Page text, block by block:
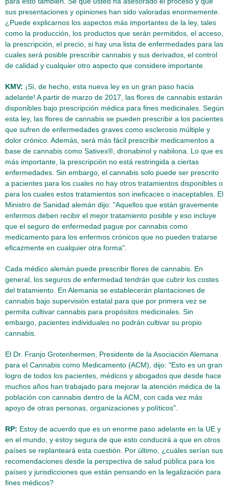
sus presentaciones y opiniones han sido valoradas enormemente.
¿Puede explicarnos los aspectos más importantes de la ley, tales
como la producción, los productos que serán permitidos, el acceso,
la prescripción, el precio, si hay una lista de enfermedades para las
cuales será posible prescribir cannabis y sus derivados, el control
de calidad y cualquier otro aspecto que considere importante.
KMV: ¡Sí, de hecho, esta nueva ley es un gran paso hacia
adelante! A partir de marzo de 2017, las flores de cannabis estarán
disponibles bajo prescripción médica para fines medicinales. Según
esta ley, las flores de cannabis se pueden prescribir a los pacientes
que sufren de enfermedades graves como esclerosis múltiple y
dolor crónico. Además, será más fácil prescribir medicamentos a
base de cannabis como Sativex®, dronabinol y nabilona. Lo que es
más importante, la prescripción no está restringida a ciertas
enfermedades. Sin embargo, el cannabis solo puede ser prescrito
a pacientes para los cuales no hay otros tratamientos disponibles o
para los cuales estos tratamientos son ineficaces o inaceptables. El
Ministro de Sanidad alemán dijo: "Aquellos que están gravemente
enfermos deben recibir el mejor tratamiento posible y eso incluye
que el seguro de enfermedad pague por cannabis como
medicamento para los enfermos crónicos que no pueden tratarse
eficazmente en cualquier otra forma".
Cada médico alemán puede prescribir flores de cannabis. En
general, los seguros de enfermedad tendrán que cubrir los costes
del tratamiento. En Alemania se establecerán plantaciones de
cannabis bajo supervisión estatal para que por primera vez se
permita cultivar cannabis para propósitos medicinales. Sin
embargo, pacientes individuales no podrán cultivar su propio
cannabis.
El Dr. Franjo Grotenhermen, Presidente de la Asociación Alemana
para el Cannabis como Medicamento (ACM), dijo: "Esto es un gran
logro de todos los pacientes, médicos y abogados que desde hace
muchos años han trabajado para mejorar la atención médica de la
población con cannabis dentro de la ACM, con cada vez más
apoyo de otras personas, organizaciones y políticos".
RP: Estoy de acuerdo que es un enorme paso adelante en la UE y
en el mundo, y estoy segura de que esto conducirá a que en otros
países se replanteará esta cuestión. Por último, ¿cuáles serían sus
recomendaciones desde la perspectiva de salud pública para los
países y jurisdicciones que están pensando en la legalización para
fines médicos?